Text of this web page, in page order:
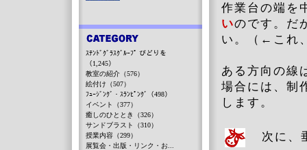
作業台の端を
いのです。だ
い。（←これ
ある方向の
場合には、制
します。
次に、
ｽﾃﾝﾄﾞｸﾞﾗｽｸﾞﾙｰﾌﾟ びどりを
（1,245）
教室の紹介（576）
絵付け（507）
ﾌｭｰｼﾞﾝｸﾞ・ｽﾗﾝﾋﾟﾝｸﾞ（498）
イベント（377）
癒しのひととき（326）
サンドブラスト（310）
授業内容（299）
展覧会・出版・リンク・お...